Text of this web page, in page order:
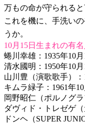
万もの命が守られると
これを機に、手洗い
うか。
10月15日生まれの有名
蜷川幸雄：1935年10月
清水國明：1950年10月
山川豊（演歌歌手）：
キムラ緑子：1961年10
岡野昭仁（ポルノグ
ダヴィド・トレゼゲ
ドンヘ（SUPER